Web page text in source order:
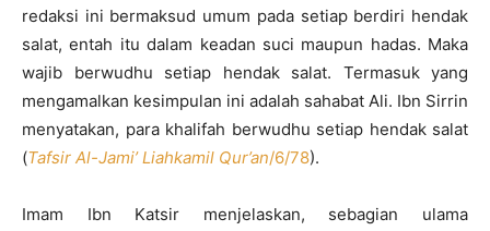
redaksi ini bermaksud umum pada setiap berdiri hendak
salat, entah itu dalam keadan suci maupun hadas. Maka
wajib berwudhu setiap hendak salat. Termasuk yang
mengamalkan kesimpulan ini adalah sahabat Ali. Ibn Sirrin
menyatakan, para khalifah berwudhu setiap hendak salat
(Tafsir Al-Jami’ Liahkamil Qur’an/6/78).
Imam Ibn Katsir menjelaskan, sebagian ulama